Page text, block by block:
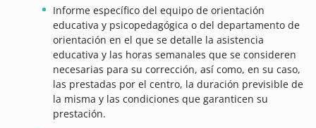
Informe específico del equipo de orientación
educativa y psicopedagógica o del departamento de
orientación en el que se detalle la asistencia
educativa y las horas semanales que se consideren
necesarias para su corrección, así como, en su caso,
las prestadas por el centro, la duración previsible de
la misma y las condiciones que garanticen su
prestación.